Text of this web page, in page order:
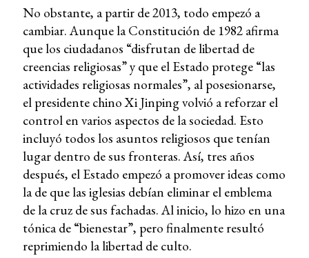
No obstante, a partir de 2013, todo empezó a
cambiar. Aunque la Constitución de 1982 afirma
que los ciudadanos “disfrutan de libertad de
creencias religiosas” y que el Estado protege “las
actividades religiosas normales”, al posesionarse,
el presidente chino Xi Jinping volvió a reforzar el
control en varios aspectos de la sociedad. Esto
incluyó todos los asuntos religiosos que tenían
lugar dentro de sus fronteras. Así, tres años
después, el Estado empezó a promover ideas como
la de que las iglesias debían eliminar el emblema
de la cruz de sus fachadas. Al inicio, lo hizo en una
tónica de “bienestar”, pero finalmente resultó
reprimiendo la libertad de culto.